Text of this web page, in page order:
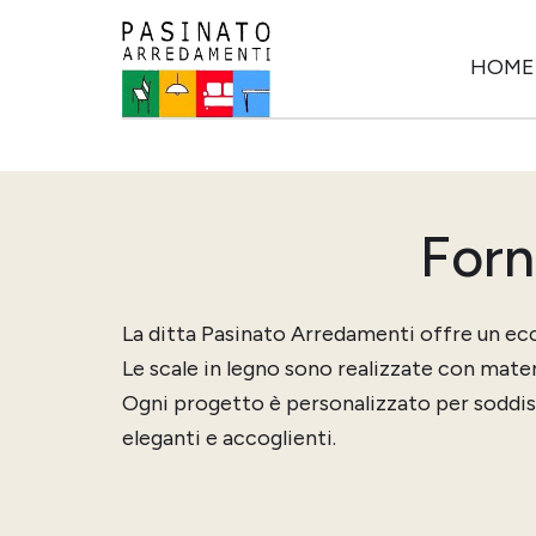
HOME
La ditta Pasinato Arredamenti offre un
Le scale in legno sono realizzate con
Ogni progetto è personalizzato per
eleganti e accoglienti.